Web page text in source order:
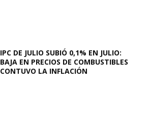
IPC DE JULIO SUBIÓ 0,1% EN JULIO:
BAJA EN PRECIOS DE COMBUSTIBLES
CONTUVO LA INFLACIÓN